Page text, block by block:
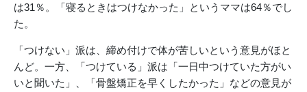
は31％。「寝るときはつけなかった」というママは64％でし
た。
「つけない」派は、締め付けで体が苦しいという意見がほと
んど。一方、「つけている」派は「一日中つけていた方がい
いと聞いた」、「骨盤矯正を早くしたかった」などの意見が